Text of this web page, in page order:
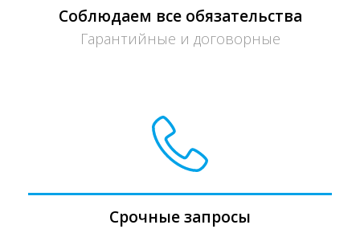
Соблюдаем все обязательства
Гарантийные и договорные
Срочные запросы